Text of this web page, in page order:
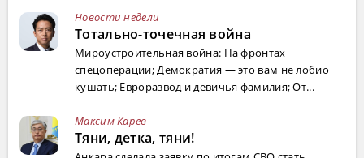
Новости недели
Тотально-точечная война
Мироустроительная война: На фронтах
спецоперации; Демократия — это вам не лобио
кушать; Евроразвод и девичья фамилия; От...
Максим Карев
Тяни, детка, тяни!